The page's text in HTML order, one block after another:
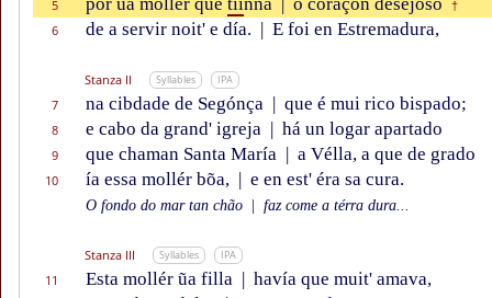
5 †
6 de a servir noit' e día. | E foi en Estremadura,
Stanza II Syllables IPA
7 na cibdade de Segónça | que é mui rico bispado;
8 e cabo da grand' igreja | há un logar apartado
9 que chaman Santa María | a Vélla, a que de grado
10 ía essa mollér bõa, | e en est' éra sa cura.
O fondo do mar tan chão faz come a térra dura...
Stanza III Syllables IPA
11 Esta mollér ũa filla | havía que muit' amava,